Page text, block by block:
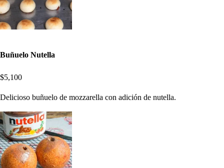
Buñuelo Nutella
$5,100
Delicioso buñuelo de mozzarella con adición de nutella.